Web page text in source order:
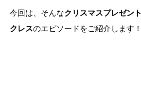
今回は、そんなクリスマスプレゼント
クレスのエピソードをご紹介します！